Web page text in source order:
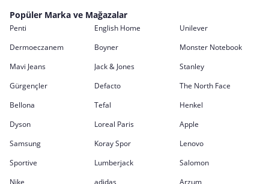
Popüler Marka ve Mağazalar
Penti English Home
Unilever
Dermoeczanem
Boyner
Monster Notebook
Mavi Jeans
Jack & Jones
Stanley
Gürgençler
Defacto
The North Face
Bellona
Tefal
Henkel
Dyson
Loreal Paris
Apple
Samsung
Koray Spor
Lenovo
Sportive
Lumberjack
Salomon
Nike
adidas
Arzum